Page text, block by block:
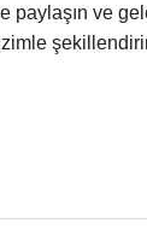
paylaşın ve